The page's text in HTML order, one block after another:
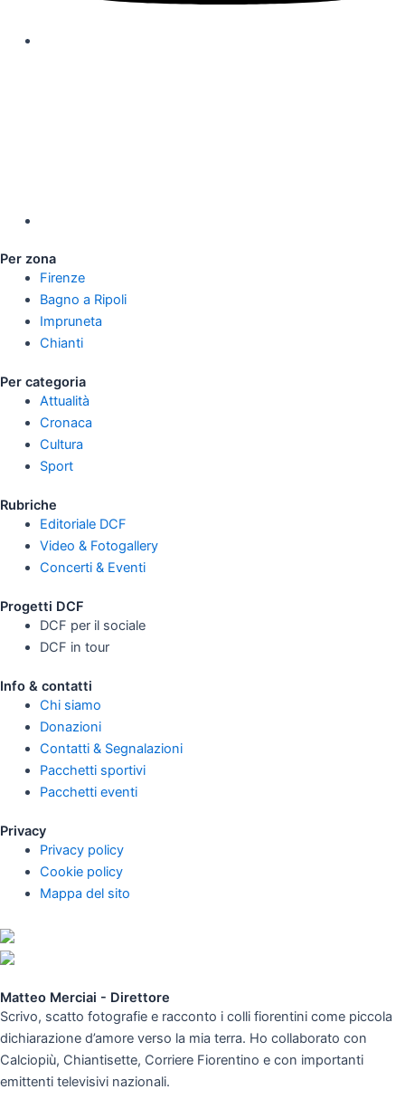
Per zona
Firenze
Bagno a Ripoli
Impruneta
Chianti
Per categoria
Attualità
Cronaca
Cultura
Sport
Rubriche
Editoriale DCF
Video & Fotogallery
Concerti & Eventi
Progetti DCF
DCF per il sociale
DCF in tour
Info & contatti
Chi siamo
Donazioni
Contatti & Segnalazioni
Pacchetti sportivi
Pacchetti eventi
Privacy
Privacy policy
Cookie policy
Mappa del sito
Matteo Merciai - Direttore
Scrivo, scatto fotografie e racconto i colli fiorentini come piccola
dichiarazione d’amore verso la mia terra. Ho collaborato con
Calciopiù, Chiantisette, Corriere Fiorentino e con importanti
emittenti televisivi nazionali.